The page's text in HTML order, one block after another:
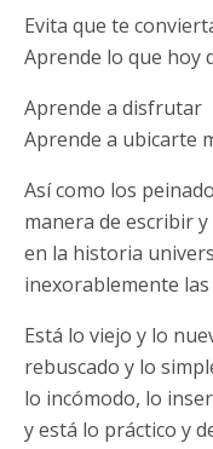
Evita que te
Aprende lo que hoy
Aprende a disfrutar
Aprende a ubicarte
Así como los
manera de escribir
en la historia
inexorablemente
Está lo viejo y lo
rebuscado y lo
lo incómodo, lo
y está lo práctico y